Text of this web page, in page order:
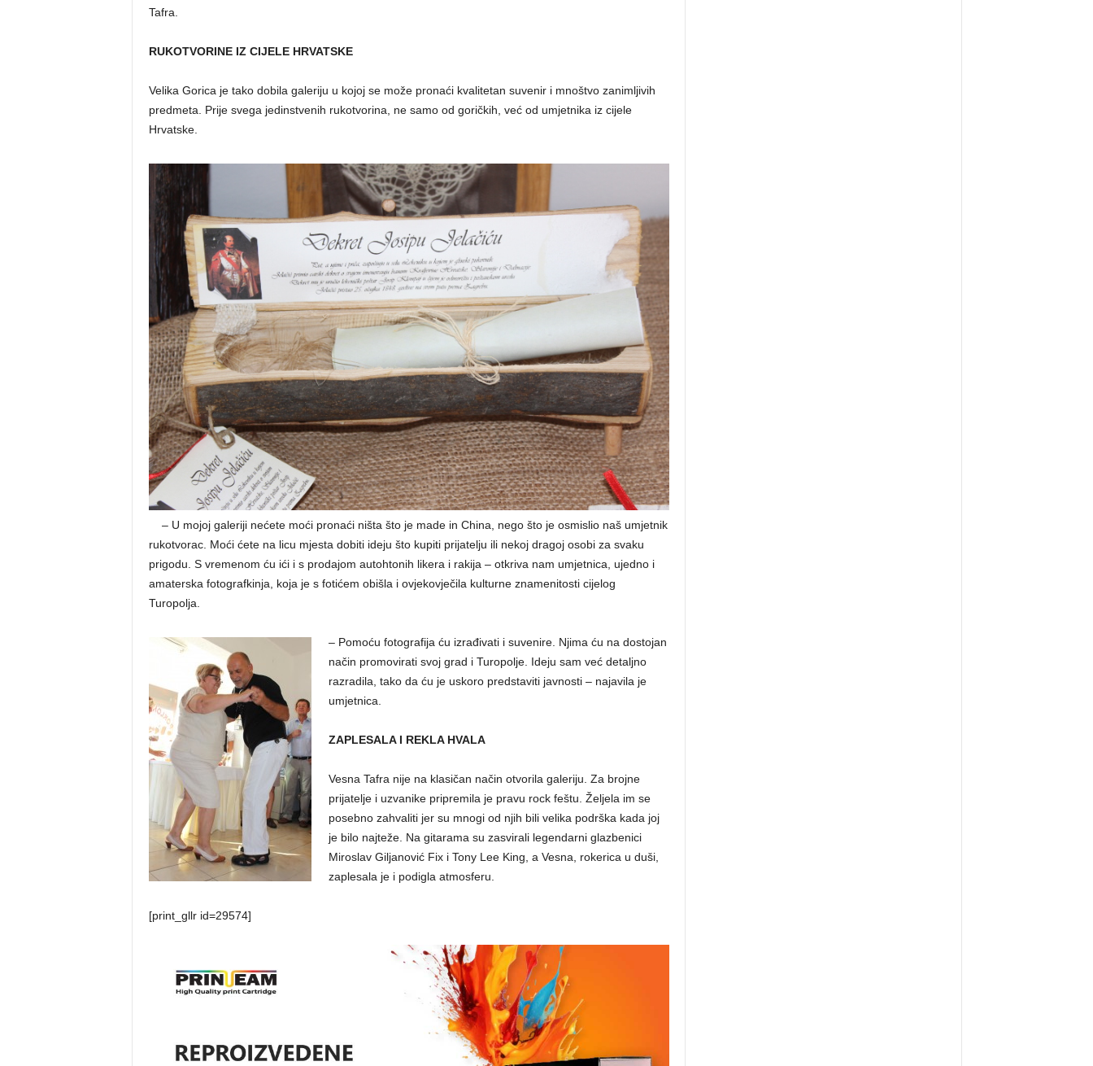
Tafra.
RUKOTVORINE IZ CIJELE HRVATSKE
Velika Gorica je tako dobila galeriju u kojoj se može pronaći kvalitetan suvenir i mnoštvo zanimljivih
predmeta. Prije svega jedinstvenih rukotvorina, ne samo od goričkih, već od umjetnika iz cijele
Hrvatske.
– U mojoj galeriji nećete moći pronaći ništa što je made in China, nego što je osmislio naš umjetnik
rukotvorac. Moći ćete na licu mjesta dobiti ideju što kupiti prijatelju ili nekoj dragoj osobi za svaku
prigodu. S vremenom ću ići i s prodajom autohtonih likera i rakija – otkriva nam umjetnica, ujedno i
amaterska fotografkinja, koja je s fotićem obišla i ovjekovječila kulturne znamenitosti cijelog
Turopolja.
– Pomoću fotografija ću izrađivati i suvenire. Njima ću na dostojan
način promovirati svoj grad i Turopolje. Ideju sam već detaljno
razradila, tako da ću je uskoro predstaviti javnosti – najavila je
umjetnica.
ZAPLESALA I REKLA HVALA
Vesna Tafra nije na klasičan način otvorila galeriju. Za brojne
prijatelje i uzvanike pripremila je pravu rock feštu. Željela im se
posebno zahvaliti jer su mnogi od njih bili velika podrška kada joj
je bilo najteže. Na gitarama su zasvirali legendarni glazbenici
Miroslav Giljanović Fix i Tony Lee King, a Vesna, rokerica u duši,
zaplesala je i podigla atmosferu.
[print_gllr id=29574]